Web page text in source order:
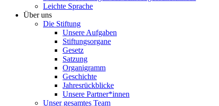
Leichte Sprache
Über uns
Die Stiftung
Unsere Aufgaben
Stiftungsorgane
Gesetz
Satzung
Organigramm
Geschichte
Jahresrückblicke
Unsere Partner*innen
Unser gesamtes Team